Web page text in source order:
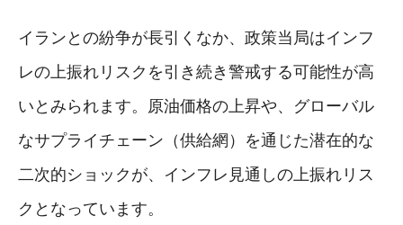
イランとの紛争が長引くなか、政策当局はインフ
レの上振れリスクを引き続き警戒する可能性が高
いとみられます。原油価格の上昇や、グローバル
なサプライチェーン（供給網）を通じた潜在的な
二次的ショックが、インフレ見通しの上振れリス
クとなっています。